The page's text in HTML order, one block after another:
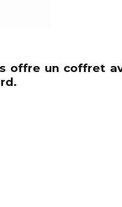
offre un coffret